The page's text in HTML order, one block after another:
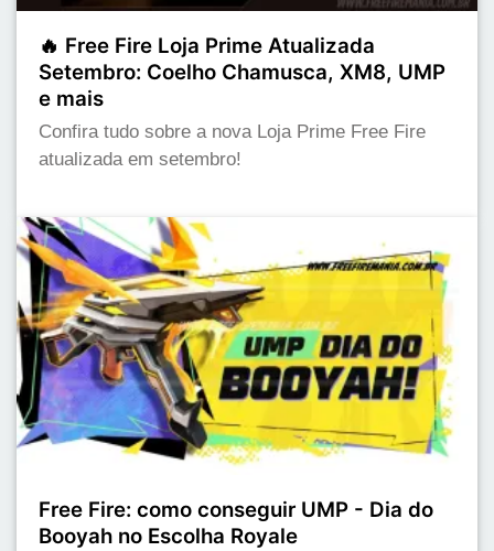
🔥 Free Fire Loja Prime Atualizada
Setembro: Coelho Chamusca, XM8, UMP
e mais
Confira tudo sobre a nova Loja Prime Free Fire
atualizada em setembro!
Free Fire: como conseguir UMP - Dia do
Booyah no Escolha Royale